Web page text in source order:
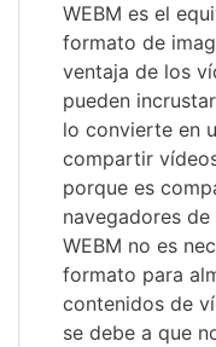
WEBM es el
formato de
ventaja de los
pueden
lo convierte en
compartir
porque es
navegadores
WEBM no es
formato para
contenidos de
se debe a que